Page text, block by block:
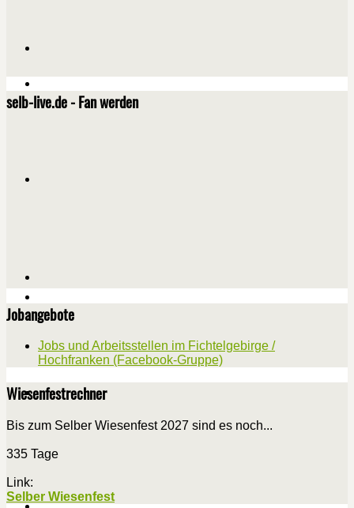
selb-live.de - Fan werden
Jobangebote
Jobs und Arbeitsstellen im Fichtelgebirge /
Hochfranken (Facebook-Gruppe)
Wiesenfestrechner
Bis zum Selber Wiesenfest 2027 sind es noch...
335 Tage
Link:
Selber Wiesenfest